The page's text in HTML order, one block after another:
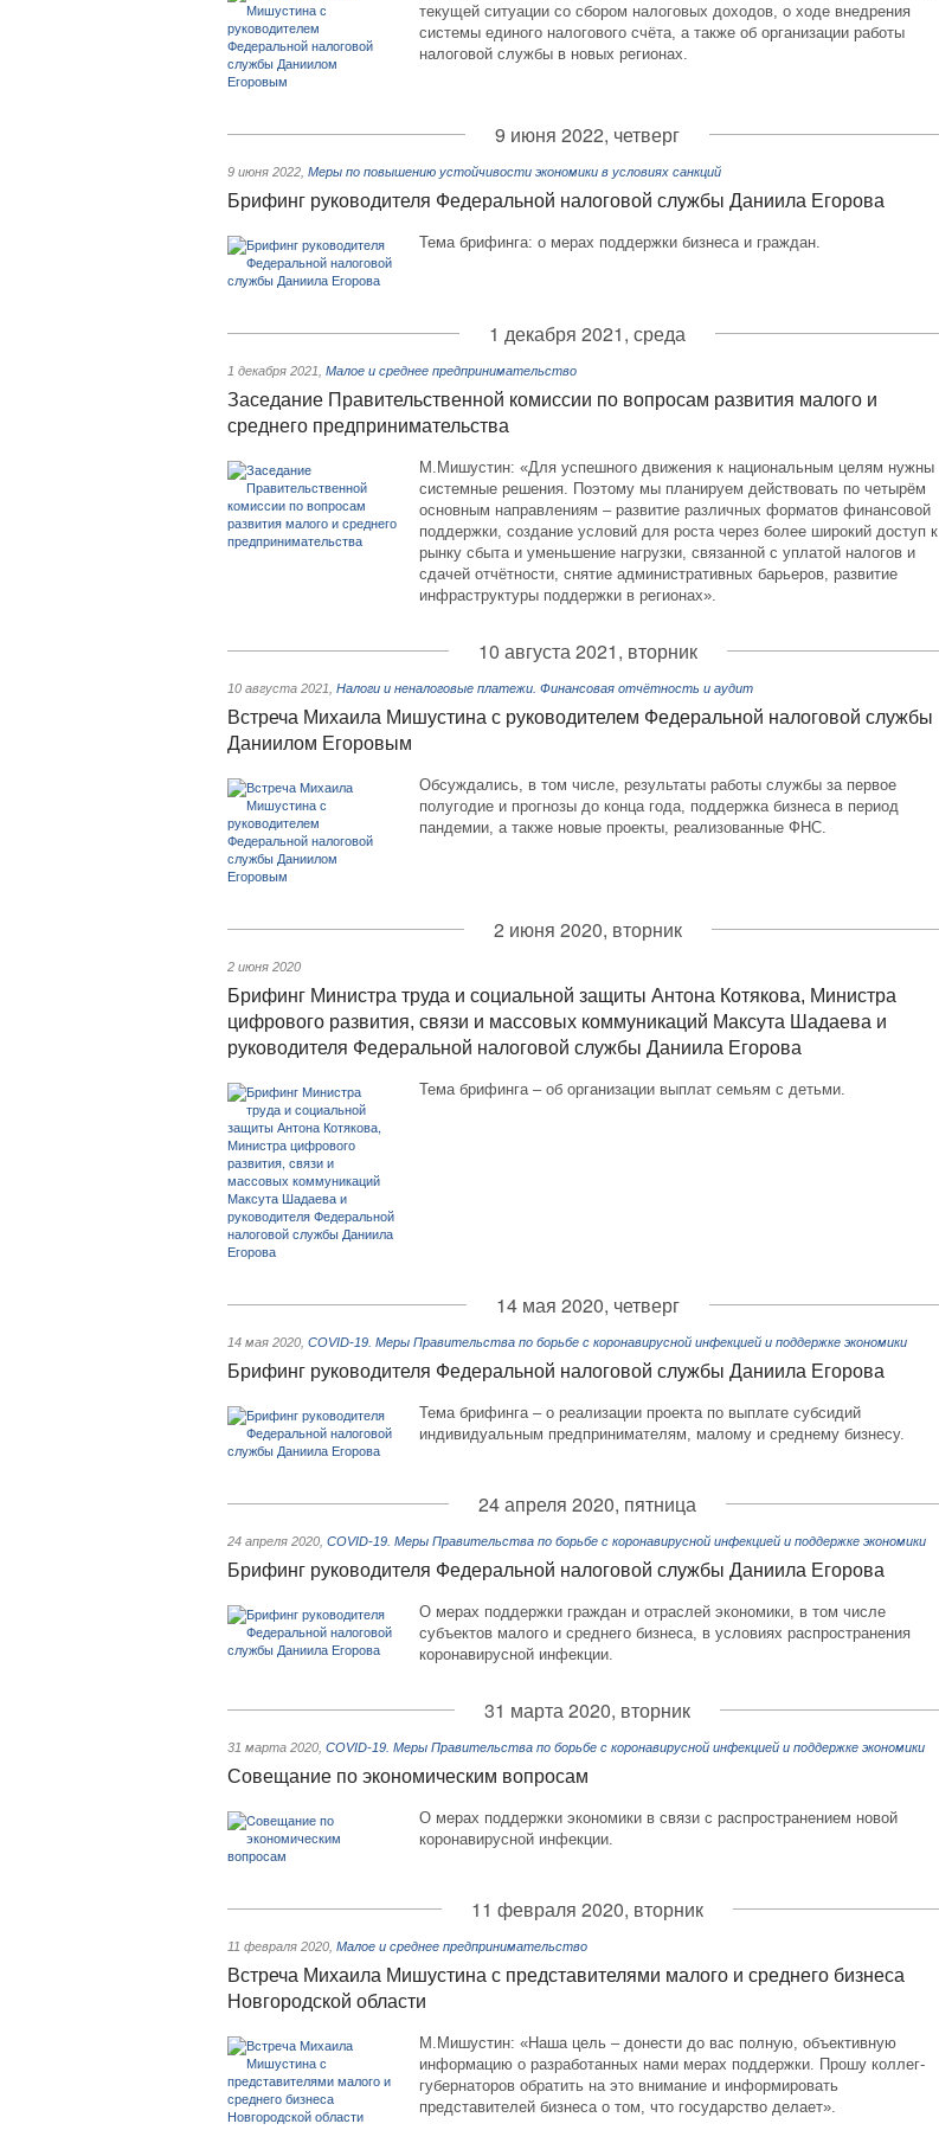
текущей ситуации со сбором налоговых доходов, о ходе внедрения
системы единого налогового счёта, а также об организации работы
налоговой службы в новых регионах.
9 июня 2022, четверг
9 июня 2022 Меры по повышению устойчивости экономики в условиях санкций
Брифинг руководителя Федеральной налоговой службы Даниила Егорова
Тема брифинга: о мерах поддержки бизнеса и граждан.
1 декабря 2021, среда
1 декабря 2021 Малое и среднее предпринимательство
Заседание Правительственной комиссии по вопросам развития малого и
среднего предпринимательства
М.Мишустин: «Для успешного движения к национальным целям нужны
системные решения. Поэтому мы планируем действовать по четырём
основным направлениям – развитие различных форматов финансовой
поддержки, создание условий для роста через более широкий доступ к
рынку сбыта и уменьшение нагрузки, связанной с уплатой налогов и
сдачей отчётности, снятие административных барьеров, развитие
инфраструктуры поддержки в регионах».
10 августа 2021, вторник
10 августа 2021 Налоги и неналоговые платежи. Финансовая отчётность и аудит
Встреча Михаила Мишустина с руководителем Федеральной налоговой службы
Даниилом Егоровым
Обсуждались, в том числе, результаты работы службы за первое
полугодие и прогнозы до конца года, поддержка бизнеса в период
пандемии, а также новые проекты, реализованные ФНС.
2 июня 2020, вторник
2 июня 2020
Брифинг Министра труда и социальной защиты Антона Котякова, Министра
цифрового развития, связи и массовых коммуникаций Максута Шадаева и
руководителя Федеральной налоговой службы Даниила Егорова
Тема брифинга – об организации выплат семьям с детьми.
14 мая 2020, четверг
14 мая 2020 COVID-19. Меры Правительства по борьбе с коронавирусной инфекцией и поддержке экономики
Брифинг руководителя Федеральной налоговой службы Даниила Егорова
Тема брифинга – о реализации проекта по выплате субсидий
индивидуальным предпринимателям, малому и среднему бизнесу.
24 апреля 2020, пятница
24 апреля 2020 COVID-19. Меры Правительства по борьбе с коронавирусной инфекцией и поддержке экономики
Брифинг руководителя Федеральной налоговой службы Даниила Егорова
О мерах поддержки граждан и отраслей экономики, в том числе
субъектов малого и среднего бизнеса, в условиях распространения
коронавирусной инфекции.
31 марта 2020, вторник
31 марта 2020 COVID-19. Меры Правительства по борьбе с коронавирусной инфекцией и поддержке экономики
Cовещание по экономическим вопросам
О мерах поддержки экономики в связи с распространением новой
коронавирусной инфекции.
11 февраля 2020, вторник
11 февраля 2020 Малое и среднее предпринимательство
Встреча Михаила Мишустина с представителями малого и среднего бизнеса
Новгородской области
М.Мишустин: «Наша цель – донести до вас полную, объективную
информацию о разработанных нами мерах поддержки. Прошу коллег-
губернаторов обратить на это внимание и информировать
представителей бизнеса о том, что государство делает».